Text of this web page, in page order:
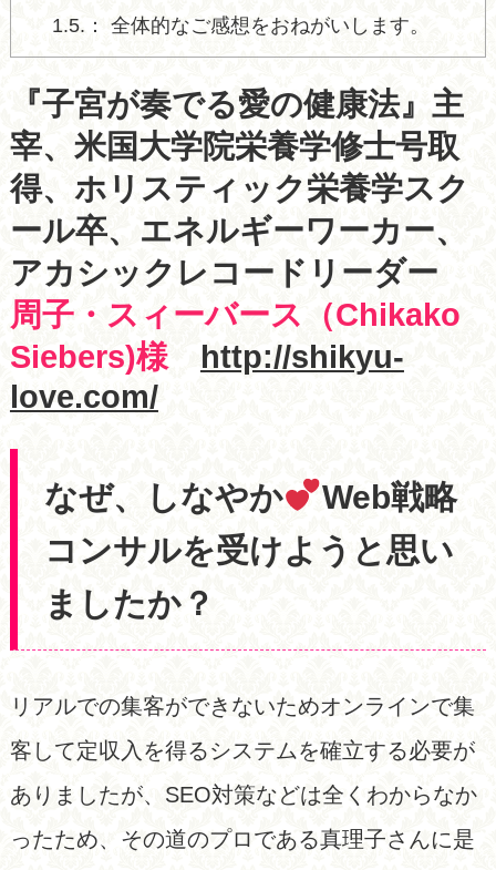
1.5.
全体的なご感想をおねがいします。
『子宮が奏でる愛の健康法』主
宰、米国大学院栄養学修士号取
得、ホリスティック栄養学スク
ール卒、エネルギーワーカー、
アカシックレコードリーダー
周子・スィーバース（Chikako
Siebers)様 http://shikyu-
love.com/
なぜ、しなやか
Web戦略
コンサルを受けようと思い
ましたか？
リアルでの集客ができないためオンラインで集
客して定収入を得るシステムを確立する必要が
ありましたが、SEO対策などは全くわからなか
ったため、その道のプロである真理子さんに是